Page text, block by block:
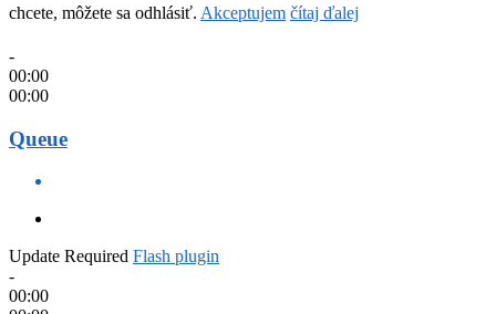
chcete, môžete sa odhlásiť. Akceptujem čítaj ďalej
-
00:00
00:00
Queue
Update Required Flash plugin
-
00:00